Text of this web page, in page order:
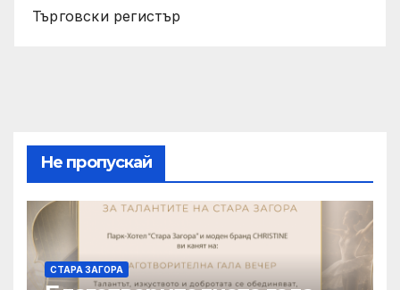
Търговски регистър
Не пропускай
СТАРА ЗАГОРА